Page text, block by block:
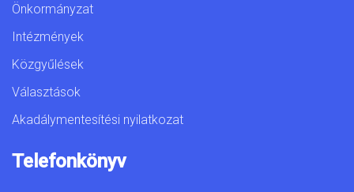
Önkormányzat
Intézmények
Közgyűlések
Választások
Akadálymentesítési nyilatkozat
Telefonkönyv